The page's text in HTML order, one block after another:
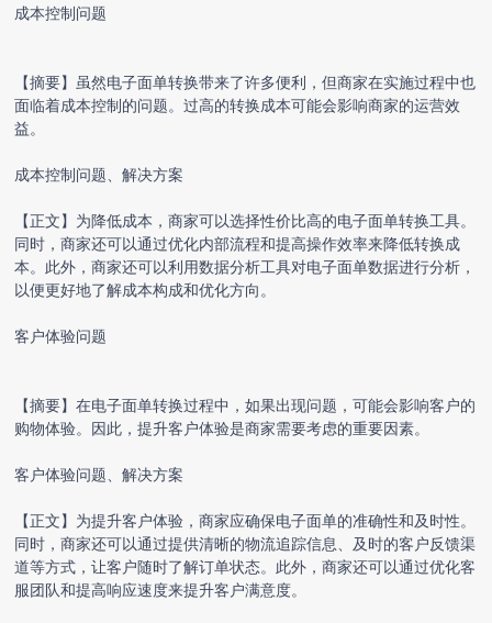
成本控制问题
【摘要】虽然电子面单转换带来了许多便利，但商家在实施过程中也
面临着成本控制的问题。过高的转换成本可能会影响商家的运营效
益。
成本控制问题、解决方案
【正文】为降低成本，商家可以选择性价比高的电子面单转换工具。
同时，商家还可以通过优化内部流程和提高操作效率来降低转换成
本。此外，商家还可以利用数据分析工具对电子面单数据进行分析，
以便更好地了解成本构成和优化方向。
客户体验问题
【摘要】在电子面单转换过程中，如果出现问题，可能会影响客户的
购物体验。因此，提升客户体验是商家需要考虑的重要因素。
客户体验问题、解决方案
【正文】为提升客户体验，商家应确保电子面单的准确性和及时性。
同时，商家还可以通过提供清晰的物流追踪信息、及时的客户反馈渠
道等方式，让客户随时了解订单状态。此外，商家还可以通过优化客
服团队和提高响应速度来提升客户满意度。